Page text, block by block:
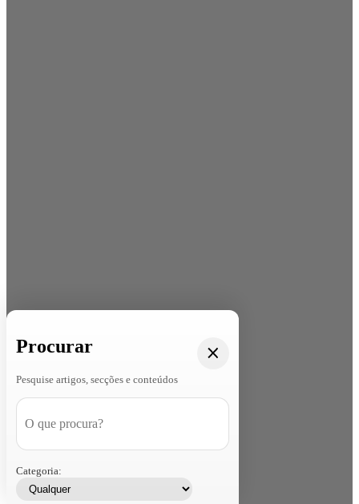
Procurar
Pesquise artigos, secções e conteúdos
Categoria: